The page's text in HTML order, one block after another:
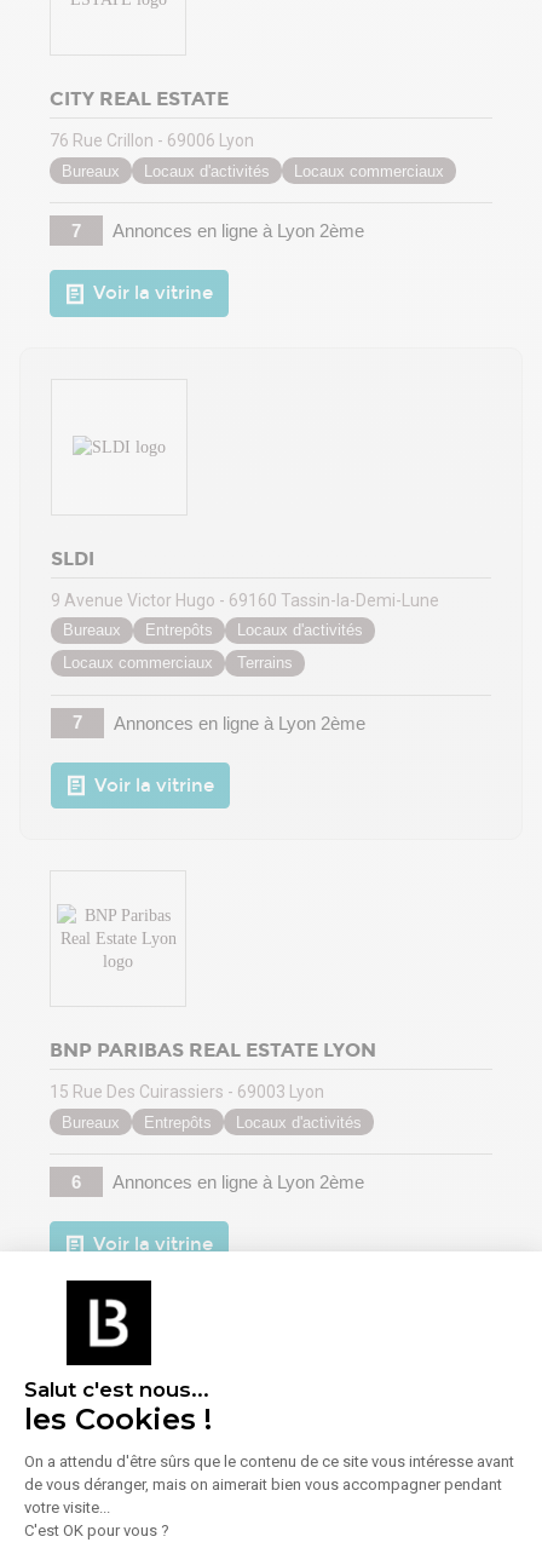
Salut c'est nous...
les Cookies !
On a attendu d'être sûrs que le contenu de ce site vous intéresse avant
de vous déranger, mais on aimerait bien vous accompagner pendant
votre visite...
C'est OK pour vous ?
CITY REAL ESTATE
76 Rue Crillon - 69006 Lyon
Bureaux Locaux d'activités Locaux commerciaux
7 Annonces en ligneà Lyon 2ème
Voir la vitrine
SLDI
9 Avenue Victor Hugo - 69160 Tassin-la-Demi-Lune
Bureaux Entrepôts
Locaux d'activités
Locaux commerciaux
Terrains
7 Annonces en ligneà Lyon 2ème
Voir la vitrine
BNP PARIBAS REAL ESTATE LYON
15 Rue Des Cuirassiers - 69003 Lyon
Bureaux Entrepôts Locaux d'activités
6 Annonces en ligneà Lyon 2ème
Voir la vitrine
EVOLIS LYON